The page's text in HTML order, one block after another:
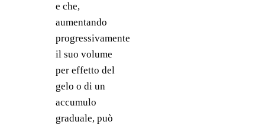
e che,
aumentando
progressivamente
il suo volume
per effetto del
gelo o di un
accumulo
graduale, può